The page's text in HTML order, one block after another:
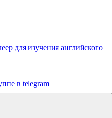
для изучения английского